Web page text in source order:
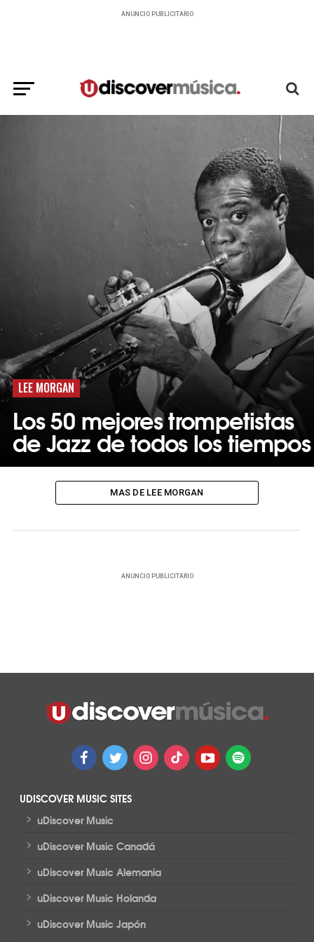
ANUNCIO PUBLICITARIO
LEE MORGAN
Los 50 mejores trompetistas
de Jazz de todos los tiempos
MAS DE LEE MORGAN
ANUNCIO PUBLICITARIO
UDISCOVER MUSIC SITES
> uDiscover Music
> uDiscover Music Canadá
> uDiscover Music Alemania
> uDiscover Music Holanda
> uDiscover Music Japón